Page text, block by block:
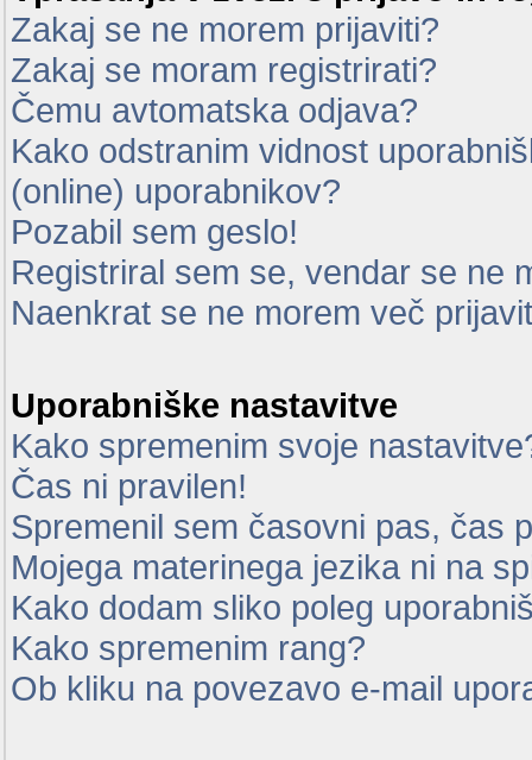
Zakaj se ne morem prijaviti?
Zakaj se moram registrirati?
Čemu avtomatska odjava?
Kako odstranim vidnost
(online) uporabnikov?
Pozabil sem geslo!
Registriral sem se, vendar se ne
Naenkrat se ne morem več
Uporabniške nastavitve
Kako spremenim svoje
Čas ni pravilen!
Spremenil sem časovni pas, čas
Mojega materinega jezika ni na
Kako dodam sliko poleg
Kako spremenim rang?
Ob kliku na povezavo e-mail